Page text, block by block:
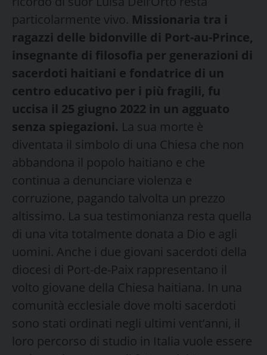
particolarmente vivo. Missionaria tra i
ragazzi delle bidonville di Port-au-Prince,
insegnante di filosofia per generazioni di
sacerdoti haitiani e fondatrice di un
centro educativo per i più fragili, fu
uccisa il 25 giugno 2022 in un agguato
senza spiegazioni. La sua morte è
diventata il simbolo di una Chiesa che non
abbandona il popolo haitiano e che
continua a denunciare violenza e
corruzione, pagando talvolta un prezzo
altissimo. La sua testimonianza resta quella
di una vita totalmente donata a Dio e agli
uomini. Anche i due giovani sacerdoti della
diocesi di Port-de-Paix rappresentano il
volto giovane della Chiesa haitiana. In una
comunità ecclesiale dove molti sacerdoti
sono stati ordinati negli ultimi vent’anni, il
loro percorso di studio in Italia vuole essere